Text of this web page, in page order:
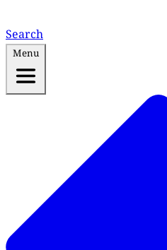
Search
Menu